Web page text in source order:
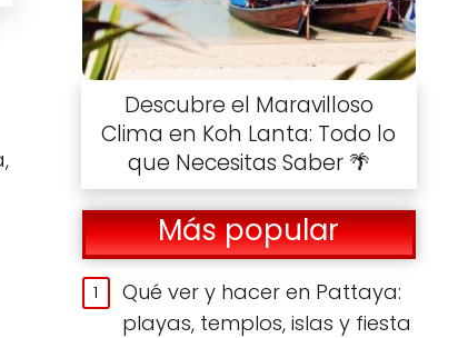
Descubre el Maravilloso
Clima en Koh Lanta: Todo lo
que Necesitas Saber 🌴
Más popular
Qué ver y hacer en Pattaya:
playas, templos, islas y fiesta